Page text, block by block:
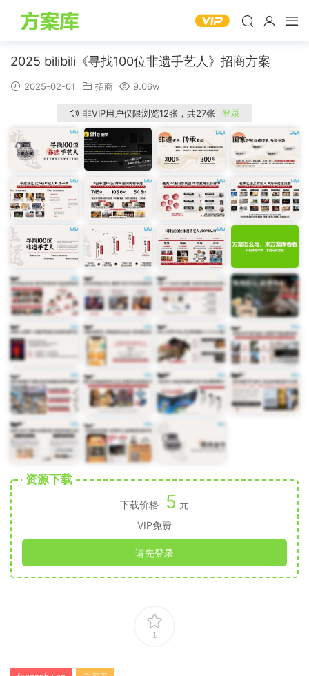
2025 bilibili《寻找100位非遗手艺人》招商方案
2025-02-01 招商 9.06w
非VIP用户仅限浏览12张，共27张 登录
资源下载
下载价格 5 元
VIP免费
请先登录
1